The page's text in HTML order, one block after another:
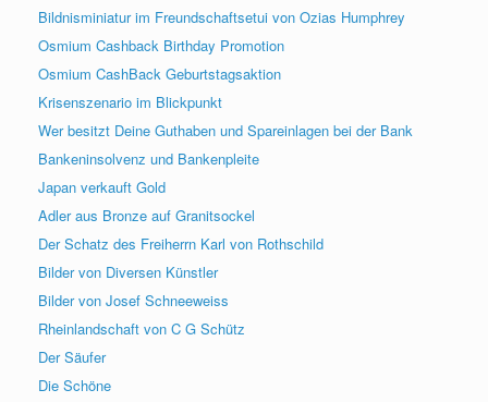
Bildnisminiatur im Freundschaftsetui von Ozias Humphrey
Osmium Cashback Birthday Promotion
Osmium CashBack Geburtstagsaktion
Krisenszenario im Blickpunkt
Wer besitzt Deine Guthaben und Spareinlagen bei der Bank
Bankeninsolvenz und Bankenpleite
Japan verkauft Gold
Adler aus Bronze auf Granitsockel
Der Schatz des Freiherrn Karl von Rothschild
Bilder von Diversen Künstler
Bilder von Josef Schneeweiss
Rheinlandschaft von C G Schütz
Der Säufer
Die Schöne